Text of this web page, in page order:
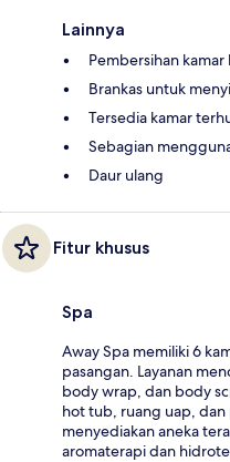
Lainnya
Pembersihan kamar
Brankas untuk
Tersedia kamar
Sebagian
Daur ulang
Fitur khusus
Spa
Away Spa memiliki 6
pasangan. Layanan
body wrap, dan body
hot tub, ruang uap, dan
menyediakan aneka
aromaterapi dan